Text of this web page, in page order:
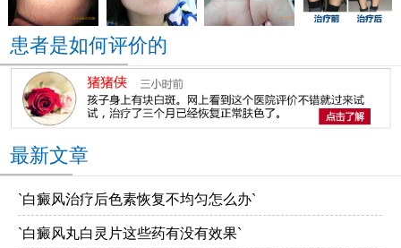
患者是如何评价的
最新文章
`白癜风治疗后色素恢复不均匀怎么办`
`白癜风丸白灵片这些药有没有效果`